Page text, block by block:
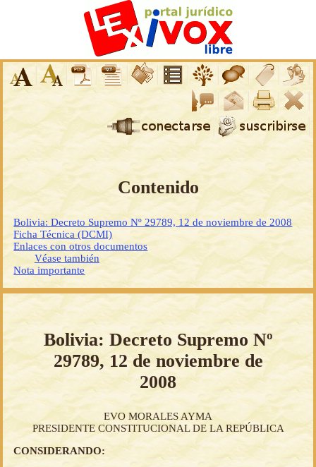
Contenido
Bolivia: Decreto Supremo Nº 29789, 12 de noviembre de 2008
Ficha Técnica (DCMI)
Enlaces con otros documentos
Véase también
Nota importante
Bolivia: Decreto Supremo Nº
29789, 12 de noviembre de
2008
EVO MORALES AYMA
PRESIDENTE CONSTITUCIONAL DE LA REPÚBLICA
CONSIDERANDO: